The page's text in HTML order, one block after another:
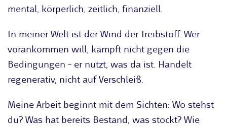
mental, körperlich, zeitlich, finanziell.
In meiner Welt ist der Wind der Treibstoff. Wer
vorankommen will, kämpft nicht gegen die
Bedingungen – er nutzt, was da ist. Handelt
regenerativ, nicht auf Verschleiß.
Meine Arbeit beginnt mit dem Sichten: Wo stehst
du? Was hat bereits Bestand, was stockt? Wie